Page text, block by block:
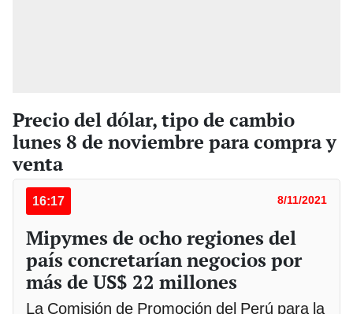
Precio del dólar, tipo de cambio
lunes 8 de noviembre para compra y
venta
16:17 8/11/2021
Mipymes de ocho regiones del
país concretarían negocios por
más de US$ 22 millones
La Comisión de Promoción del Perú para la